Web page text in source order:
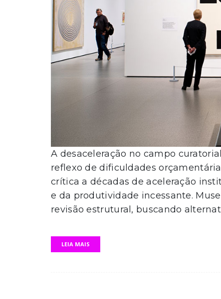
A desaceleração no campo
reflexo de dificuldades
crítica a décadas de aceleração
e da produtividade incessante.
revisão estrutural, buscando
LEIA MAIS